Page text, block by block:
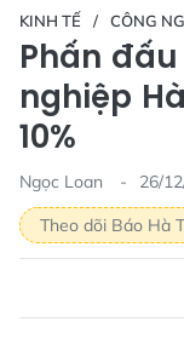
KINH TẾ CÔNG
Phấn
nghiệp
10%
Ngọc Loan
26/
Theo dõi Báo Hà